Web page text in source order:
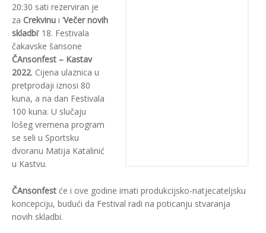
20:30 sati rezerviran je
za Crekvinu i ‘Večer novih
skladbi’ 18. Festivala
čakavske šansone
ČAnsonfest – Kastav
2022. Cijena ulaznica u
pretprodaji iznosi 80
kuna, a na dan Festivala
100 kuna. U slučaju
lošeg vremena program
se seli u Sportsku
dvoranu Matija Katalinić
u Kastvu.
ČAnsonfest će i ove godine imati produkcijsko-natjecateljsku
koncepciju, budući da Festival radi na poticanju stvaranja
novih skladbi.